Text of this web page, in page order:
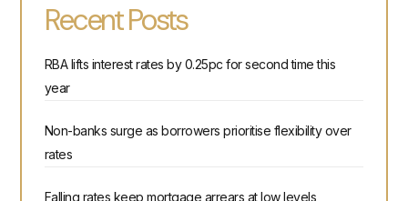
Recent Posts
RBA lifts interest rates by 0.25pc for second time this
year
Non-banks surge as borrowers prioritise flexibility over
rates
Falling rates keep mortgage arrears at low levels